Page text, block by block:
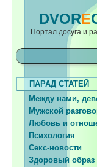
DVORE
Портал досуга и
ПАРАД СТАТЕЙ
Между нами,
Мужской
Любовь и
Психология
Секс-новости
Здоровый образ